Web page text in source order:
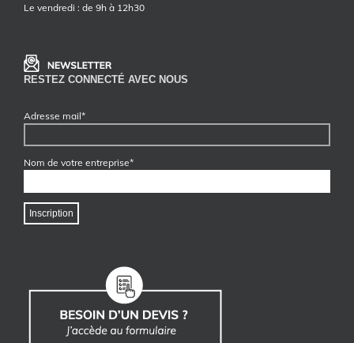
Le vendredi : de 9h à 12h30
RESTEZ CONNECTÉ AVEC NOUS
Adresse mail*
Nom de votre entreprise*